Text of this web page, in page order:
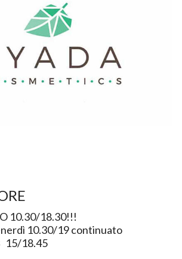
10.30/18.30!!!
10.30/19 continuato
15/18.45